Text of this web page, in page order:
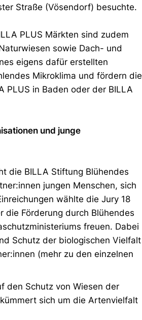
Straße (Vösendorf) besuchte.
PLUS Märkten sind zudem
sowie Dach- und
eigens dafür erstellten
Mikroklima und fördern die
PLUS in Baden oder der BILLA
und junge
die BILLA Stiftung Blühendes
jungen Menschen, sich
wählte die Jury 18
die Förderung durch Blühendes
freuen. Dabei
Schutz der biologischen Vielfalt
(mehr zu den einzelnen
den Schutz von Wiesen der
sich um die Artenvielfalt